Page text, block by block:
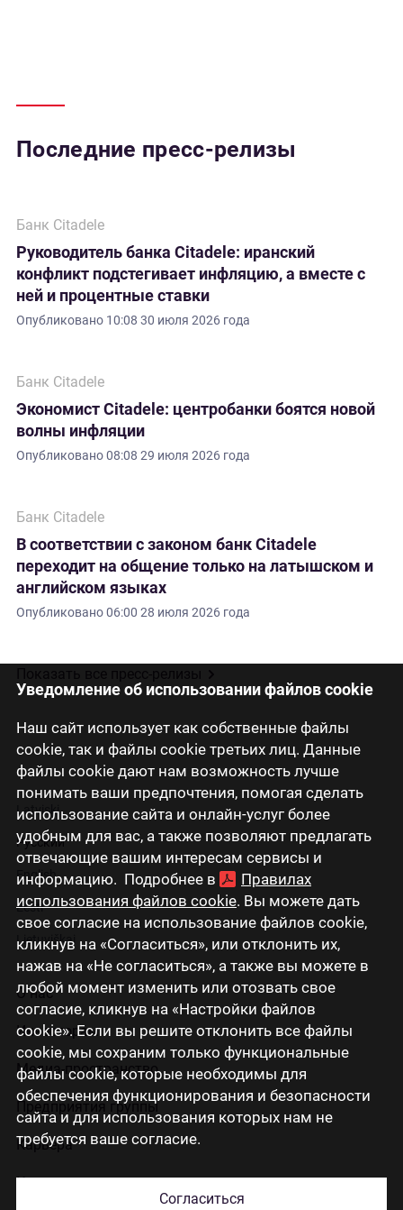
Уведомление об использовании файлов cookie
Наш сайт использует как собственные файлы
cookie, так и файлы cookie третьих лиц. Данные
файлы cookie дают нам возможность лучше
понимать ваши предпочтения, помогая сделать
использование сайта и онлайн-услуг более
удобным для вас, а также позволяют предлагать
отвечающие вашим интересам сервисы и
информацию. Подробнее в
Правилах
использования файлов cookie. Вы можете дать
свое согласие на использование файлов cookie,
кликнув на «Согласиться», или отклонить их,
нажав на «Не согласиться», а также вы можете в
любой момент изменить или отозвать свое
согласие, кликнув на «Настройки файлов
cookie». Если вы решите отклонить все файлы
cookie, мы сохраним только функциональные
файлы cookie, которые необходимы для
обеспечения функционирования и безопасности
сайта и для использования которых нам не
требуется ваше согласие.
Согласиться
Последние пресс-релизы
Банк Citadele
Руководитель банка Citadele: иранский
конфликт подстегивает инфляцию, а вместе с
ней и процентные ставки
Опубликовано 10:08 30 июля 2026 года
Банк Citadele
Экономист Citadele: центробанки боятся новой
волны инфляции
Опубликовано08:08 29 июля 2026 года
Банк Citadele
В соответствии с законом банк Citadele
переходит на общение только на латышском и
английском языках
Опубликовано06:00 28 июля 2026 года
Latviski
Русский
English
Eesti
Lietuviškai
О нас
Инвесторам
Медиа-пространство
Предприятия группы
Карьера
Контакты